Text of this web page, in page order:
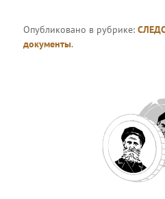
Опубликовано в рубрике:
документы.